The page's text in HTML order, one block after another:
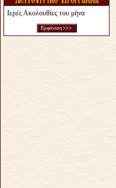
Ιερές Ακολουθίες του μήνα